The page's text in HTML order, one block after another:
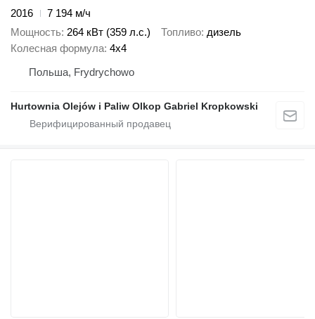
2016
7 194 м/ч
Мощность 264 кВт (359 л.с.) Топливо дизель
Колесная формула 4x4
Польша, Frydrychowo
Hurtownia Olejów i Paliw Olkop Gabriel Kropkowski